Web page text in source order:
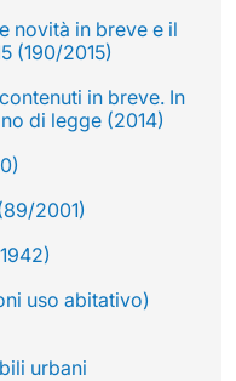
novità in breve e il
(190/2015)
in breve. In
di legge (2014)
2001)
uso abitativo)
urbani